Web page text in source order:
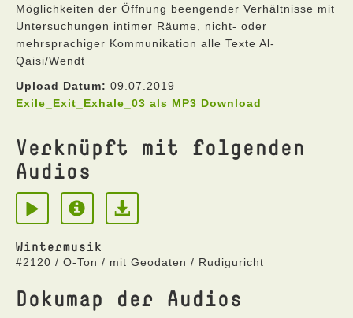
Möglichkeiten der Öffnung beengender Verhältnisse mit
Untersuchungen intimer Räume, nicht- oder
mehrsprachiger Kommunikation alle Texte Al-
Qaisi/Wendt
Upload Datum: 09.07.2019
Exile_Exit_Exhale_03 als MP3 Download
Verknüpft mit folgenden
Audios
Wintermusik
#2120 / O-Ton / mit Geodaten / Rudiguricht
Dokumap der Audios